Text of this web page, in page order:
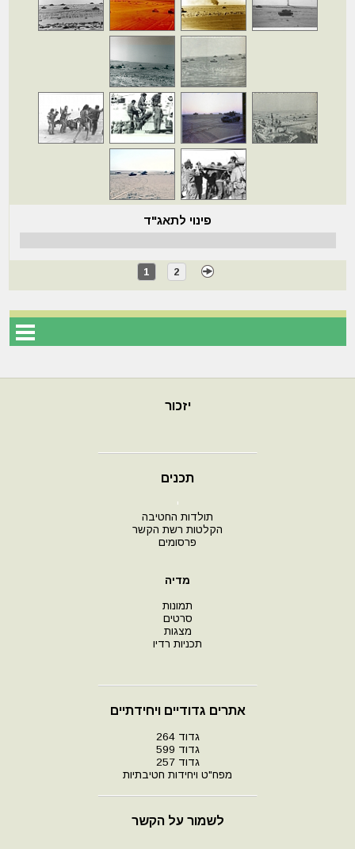
פינוי לתאג"ד
1 2
יזכור
תכנים
י
תולדות החטיבה
הקלטות רשת הקשר
פרסומים
מדיה
תמונות
סרטים
מצגות
תכניות רדיו
אתרים גדודיים ויחידתיים
גדוד 264
גדוד 599
גדוד 257
מפח"ט ויחידות חטיבתיות
לשמור על הקשר